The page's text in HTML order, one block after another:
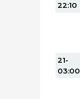
22:10
21-
03:00